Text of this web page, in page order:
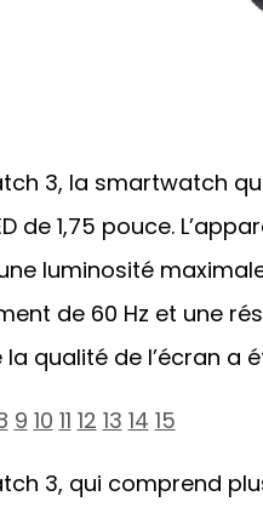
3, la smartwatch
de 1,75 pouce.
luminosité
de 60 Hz et une
la qualité de l’écran a
9 10 11 12 13 14 15
3, qui comprend